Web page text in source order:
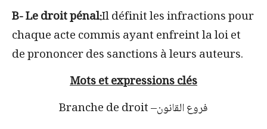
B- Le droit pénal:Il définit les infractions pour
chaque acte commis ayant enfreint la loi et
de prononcer des sanctions à leurs auteurs.
Mots etexpressions clés
Branche de droit –فروع القانون